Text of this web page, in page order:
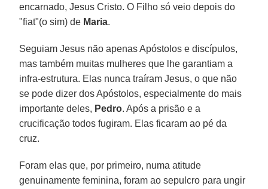
encarnado, Jesus Cristo. O Filho só veio depois do
"fiat"(o sim) de Maria.
Seguiam Jesus não apenas Apóstolos e discípulos,
mas também muitas mulheres que lhe garantiam a
infra-estrutura. Elas nunca traíram Jesus, o que não
se pode dizer dos Apóstolos, especialmente do mais
importante deles, Pedro. Após a prisão e a
crucificação todos fugiram. Elas ficaram ao pé da
cruz.
Foram elas que, por primeiro, numa atitude
genuinamente feminina, foram ao sepulcro para ungir